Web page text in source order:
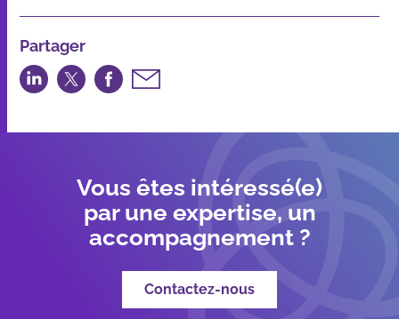
Partager
Partager
sur
Partager
sur
Partager
sur
par
Vous êtes intéressé(e)
par une expertise, un
accompagnement ?
Contactez-nous